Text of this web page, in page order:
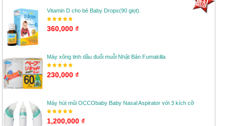
Vitamin D cho bé Baby Drops(90 giọt).
360,000 ₫
Máy xông tinh dầu đuổi muỗi Nhật Bản Fumakilla
230,000 ₫
Máy hút mũi OCCObaby Baby Nasal Aspirator với 3 kích cỡ
1,200,000 ₫